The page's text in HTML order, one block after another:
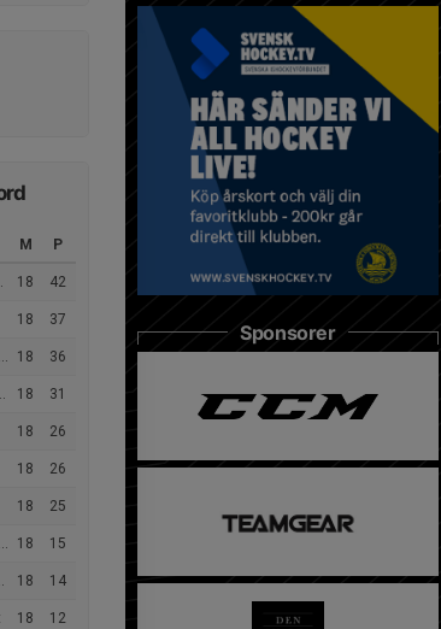
M P
18 42
18 37
18 36
18 31
18 26
18 26
18 25
18 15
18 14
18 12
Sponsorer